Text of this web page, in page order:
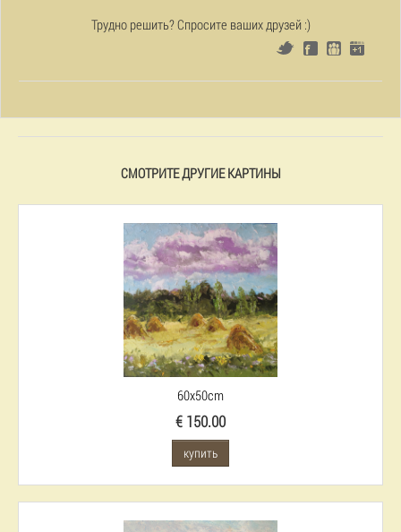
Трудно решить? Спросите ваших друзей :)
СМОТРИТЕ ДРУГИЕ КАРТИНЫ
60x50cm
€ 150.00
купить